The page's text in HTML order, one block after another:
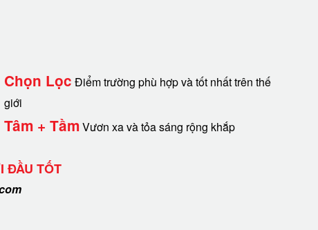
Chọn Lọc Điểm trường phù hợp và tốt nhất trên thế
giới
Tâm + TầmVươn xa và tỏa sáng rộng khắp
ĐẦU TỐT